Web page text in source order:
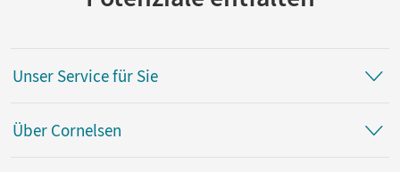
Unser Service für Sie
Über Cornelsen